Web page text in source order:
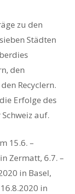
zu den
Städten
den
Recyclern.
Erfolge des
auf.
15.6. –
Zermatt, 6.7. –
in Basel,
in